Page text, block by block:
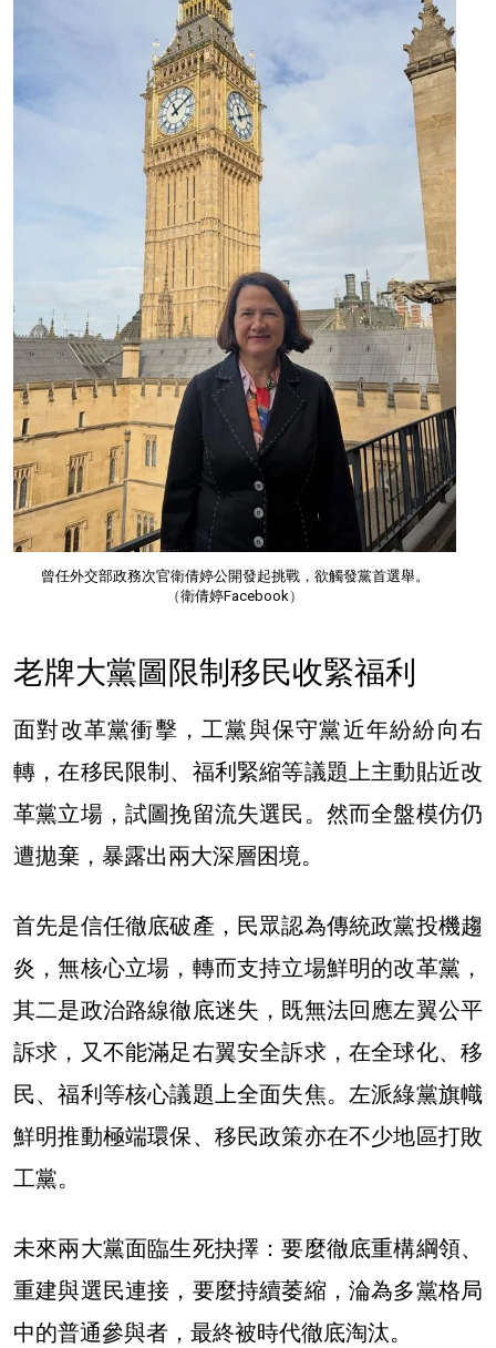
曾任外交部政務次官衛倩婷公開發起挑戰，欲觸發黨首選舉。
（衛倩婷Facebook ）
老牌大黨圖限制移民收緊福利
面對改革黨衝擊，工黨與保守黨近年紛紛向右
轉，在移民限制、福利緊縮等議題上主動貼近改
革黨立場，試圖挽留流失選民。然而全盤模仿仍
遭拋棄，暴露出兩大深層困境。
首先是信任徹底破產，民眾認為傳統政黨投機趨
炎，無核心立場，轉而支持立場鮮明的改革黨，
其二是政治路線徹底迷失，既無法回應左翼公平
訴求，又不能滿足右翼安全訴求，在全球化、移
民、福利等核心議題上全面失焦。左派綠黨旗幟
鮮明推動極端環保、移民政策亦在不少地區打敗
工黨。
未來兩大黨面臨生死抉擇：要麼徹底重構綱領、
重建與選民連接，要麼持續萎縮，淪為多黨格局
中的普通參與者，最終被時代徹底淘汰。